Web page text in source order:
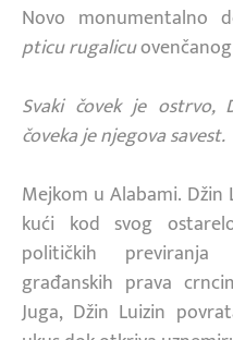
Novo monumentalno
pticu rugalicu
Svaki čovek je ostrvo,
čoveka je njegova savest.
Mejkom u Alabami. Džin
kući kod svog
političkih
građanskih prava
Juga, Džin Luizin